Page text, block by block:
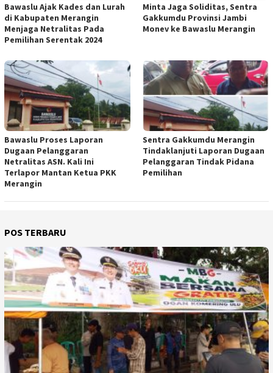
Bawaslu Ajak Kades dan Lurah
di Kabupaten Merangin
Menjaga Netralitas Pada
Pemilihan Serentak 2024
Minta Jaga Soliditas, Sentra
Gakkumdu Provinsi Jambi
Monev ke Bawaslu Merangin
Bawaslu Proses Laporan
Dugaan Pelanggaran
Netralitas ASN. Kali Ini
Terlapor Mantan Ketua PKK
Merangin
Sentra Gakkumdu Merangin
Tindaklanjuti Laporan Dugaan
Pelanggaran Tindak Pidana
Pemilihan
POS TERBARU